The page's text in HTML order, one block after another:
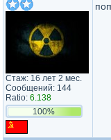
Стаж: 16 лет 2 мес.
Сообщений: 144
Ratio: 6.138
100%